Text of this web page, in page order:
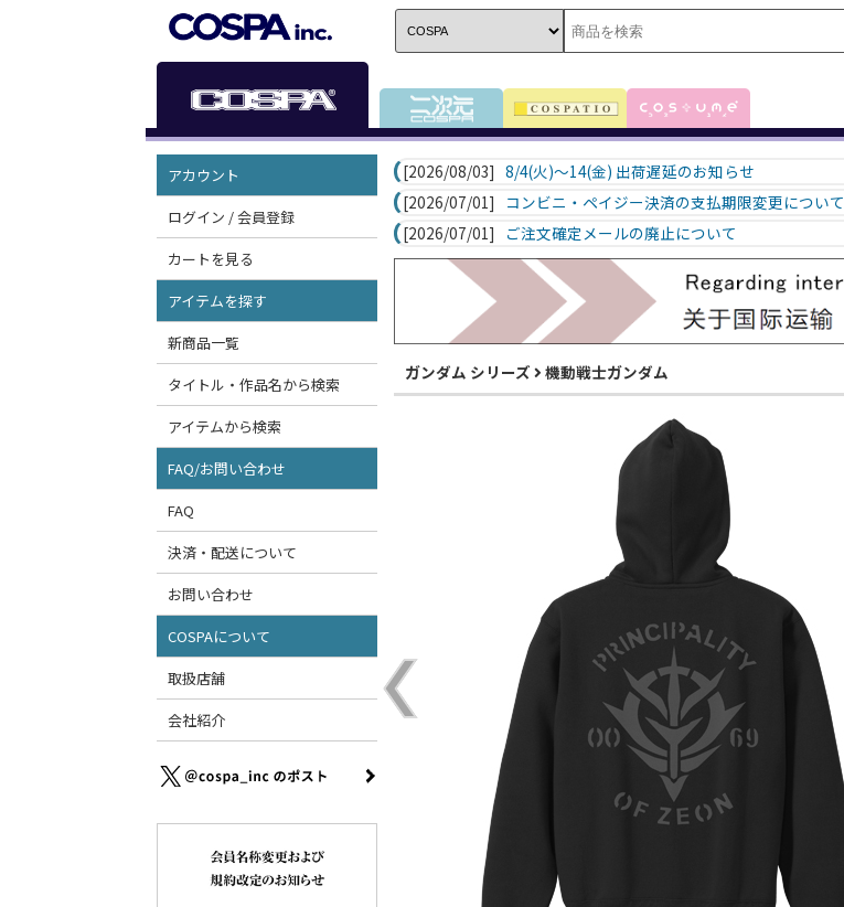
アカウント
ログイン / 会員登録
カートを見る
アイテムを探す
新商品一覧
タイトル・作品名から検索
アイテムから検索
FAQ/お問い合わせ
FAQ
決済・配送について
お問い合わせ
COSPAについて
取扱店舗
会社紹介
[2026/08/03] 8/4(火)～14(金) 出荷遅延のお知らせ
[2026/07/01]
コンビニ・ペイジー決済の支払期限変更について
[2026/07/01]
ご注文確定メールの廃止について
ガンダム シリーズ 機動戦士ガンダム